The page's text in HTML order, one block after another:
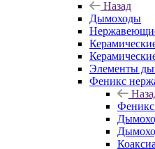
Назад
Дымоходы
Элементы
Феникс
Феникс